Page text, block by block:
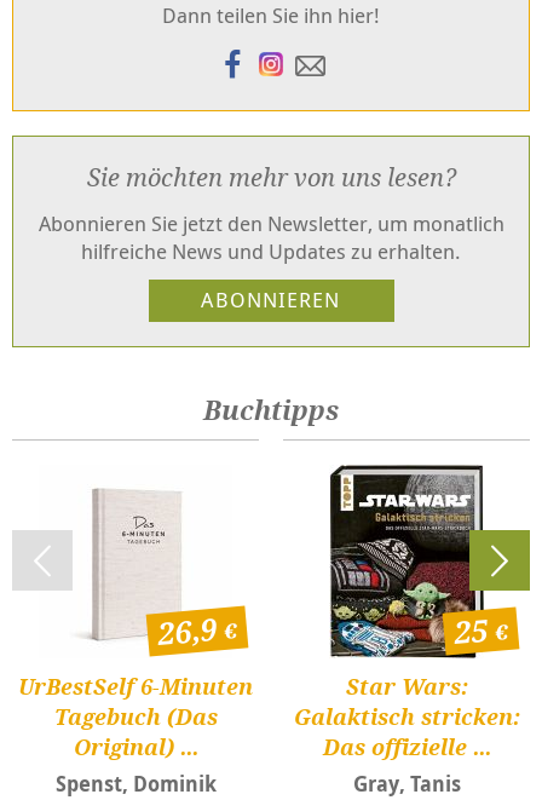
Dann teilen Sie ihn hier!
Sie möchten mehr von uns lesen?
Abonnieren Sie jetzt den Newsletter, um monatlich
hilfreiche News und Updates zu erhalten.
Buchtipps
UrBestSelf 6-Minuten
Tagebuch (Das
Original) ...
Spenst, Dominik
26,9
Star Wars:
Galaktisch stricken:
Das offizielle ...
Gray, Tanis
25